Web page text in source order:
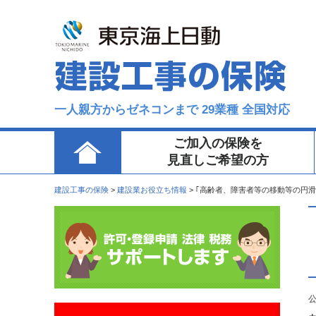
一人親方からゼネコンまで 29業種 全国対応
ご加入の保険を
見直しご希望の方
建設工事の保険 > 建設業お役立ち情報 > ｢高齢者、障害者等の移動等の円